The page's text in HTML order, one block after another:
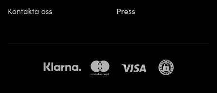
Kontakta oss
Press